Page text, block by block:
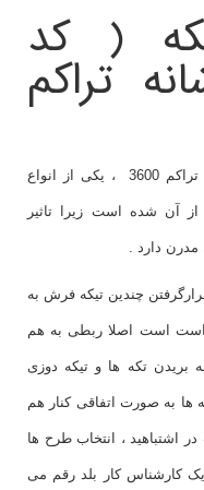
( کد
1200 شانه تراکم
فرش چهل تکه یا چهل تیکه 1200 شانه با تراکم 3600 ، یکی از انواع
آن شده است زیرا تاثیر
دارد .
چندین تیکه فرش به
است اصلا ربطی به هم
بریدن تکه ها و تیکه دوزی
ها به صورت اتفاقی کنار هم
اشتباهید ، انتخاب طرح ها
کارشناس کار بلد رقم می